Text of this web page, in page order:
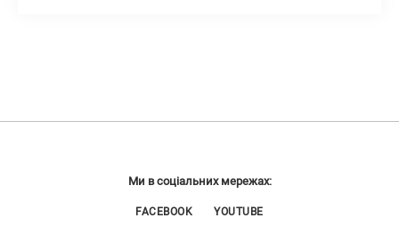
Ми в соціальних мережах:
FACEBOOK YOUTUBE